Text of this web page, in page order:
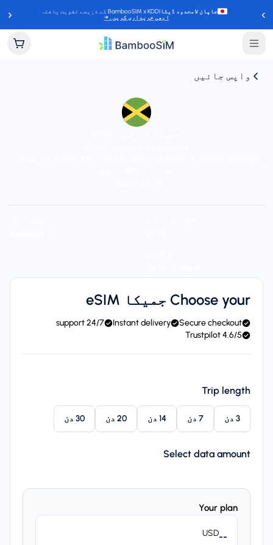
‹ جاپان لامحدود ڈیٹاBambooSIM x KDDI کے ذریعے تقویت یافتہ
ابھی خریداری کریں۔→ ›
واپس جائیں
Choose your جمیکا eSIM
Secure checkout
Instant delivery
24/7 support
4.6/5 Trustpilot
Trip length
3 دن 7 دن 14 دن 20 دن 30 دن
Select data amount
Your plan
--
USD